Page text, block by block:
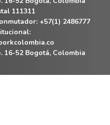
111311
+57(1) 2486777
16-52 Bogotá, Colombia